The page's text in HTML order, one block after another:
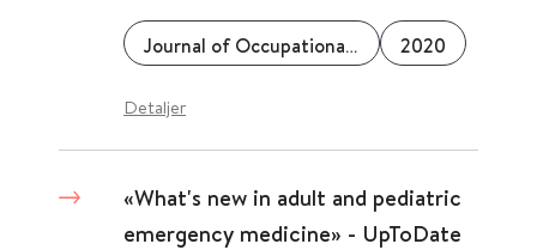
Journal of Occupational Rehabilitation 2020
Detaljer
«What's new in adult and pediatric
emergency medicine» - UpToDate